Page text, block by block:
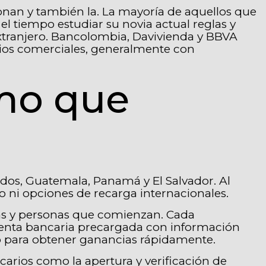
y también la. La mayoría de aquellos que
tiempo estudiar su novia actual reglas y
Bancolombia, Davivienda y BBVA
comerciales, generalmente con
que
Guatemala, Panamá y El Salvador. Al
ni opciones de recarga internacionales.
y personas que comienzan. Cada
bancaria precargada con información
obtener ganancias rápidamente.
como la apertura y verificación de